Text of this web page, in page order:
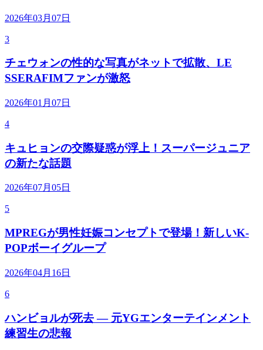
2026年03月07日
3
チェウォンの性的な写真がネットで拡散、LE
SSERAFIMファンが激怒
2026年01月07日
4
キュヒョンの交際疑惑が浮上！スーパージュニア
の新たな話題
2026年07月05日
5
MPREGが男性妊娠コンセプトで登場！新しいK-
POPボーイグループ
2026年04月16日
6
ハンビョルが死去 — 元YGエンターテインメント
練習生の悲報